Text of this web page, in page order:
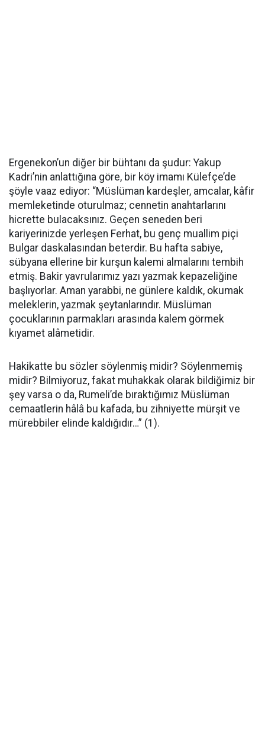
Ergenekon’un diğer bir bühtanı da şudur: Yakup
Kadri’nin anlattığına göre, bir köy imamı Külefçe’de
şöyle vaaz ediyor: “Müslüman kardeşler, amcalar, kâfir
memleketinde oturulmaz; cennetin anahtarlarını
hicrette bulacaksınız. Geçen seneden beri
kariyerinizde yerleşen Ferhat, bu genç muallim piçi
Bulgar daskalasından beterdir. Bu hafta sabiye,
sübyana ellerine bir kurşun kalemi almalarını tembih
etmiş. Bakir yavrularımız yazı yazmak kepazeliğine
başlıyorlar. Aman yarabbi, ne günlere kaldık, okumak
meleklerin, yazmak şeytanlarındır. Müslüman
çocuklarının parmakları arasında kalem görmek
kıyamet alâmetidir.
Hakikatte bu sözler söylenmiş midir? Söylenmemiş
midir? Bilmiyoruz, fakat muhakkak olarak bildiğimiz bir
şey varsa o da, Rumeli’de bıraktığımız Müslüman
cemaatlerin hâlâ bu kafada, bu zihniyette mürşit ve
mürebbiler elinde kaldığıdır…” (1).